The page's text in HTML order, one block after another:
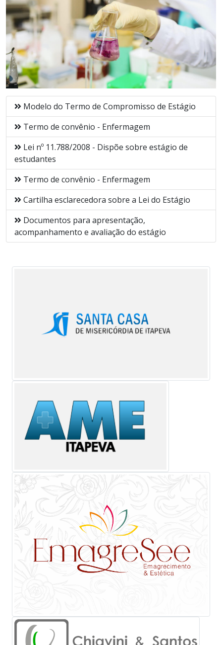
Modelo do Termo de Compromisso de Estágio
Termo de convênio - Enfermagem
Lei nº 11.788/2008 - Dispõe sobre estágio de
estudantes
Termo de convênio - Enfermagem
Cartilha esclarecedora sobre a Lei do Estágio
Documentos para apresentação,
acompanhamento e avaliação do estágio